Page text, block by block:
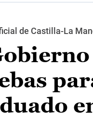
de Castilla-La